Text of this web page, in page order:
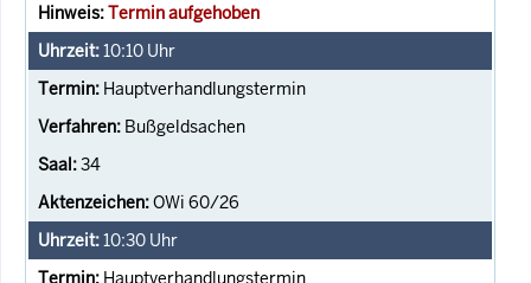
Termin aufgehoben
10:10 Uhr
Hauptverhandlungstermin
Bußgeldsachen
34
OWi 60/26
10:30 Uhr
Hauptverhandlungstermin